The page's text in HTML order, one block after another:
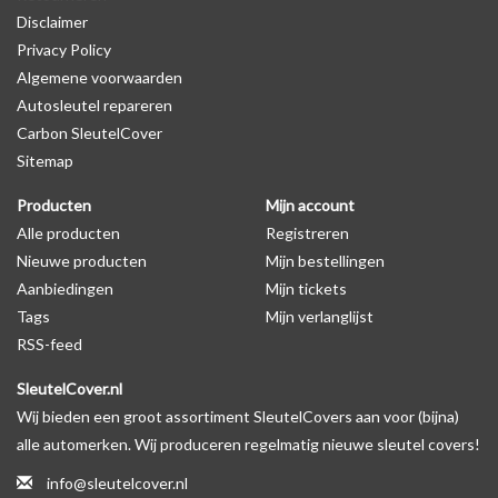
productfoto te kijken of er een logo zichtbaar is.
Levering
Voor 16:00 besteld = Dezelfde dag verzonden
Verzending naar België: 1/3 werkdagen
Merk: SleutelCover
Geschikt voor: Seat
Gewicht: 20g
Materiaal: TPU
Geschikt voor o.a. de volgende modellen:
* Afhankelijk van het bouwjaar
* Controleer
altijd alsnog eerst uw model sleutel met het
Disclaimer
Privacy Policy
Algemene voorwaarden
Autosleutel repareren
Carbon SleutelCover
Sitemap
Producten
Alle producten
Nieuwe producten
Aanbiedingen
Tags
RSS-feed
Mijn account
Registreren
Mijn bestellingen
Mijn tickets
Mijn verlanglijst
SleutelCover.nl
Wij bieden een groot assortiment SleutelCovers aan voor (bijna)
alle automerken. Wij produceren regelmatig nieuwe sleutel covers!
info@sleutelcover.nl